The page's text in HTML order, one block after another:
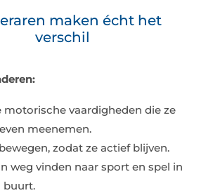
maken écht het
verschil
motorische vaardigheden die ze
meenemen.
zodat ze actief blijven.
weg vinden naar sport en spel in
buurt.